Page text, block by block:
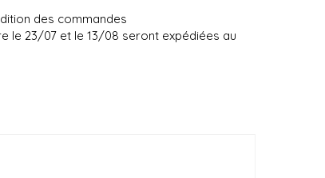
des commandes
le 23/07 et le 13/08 seront expédiées au